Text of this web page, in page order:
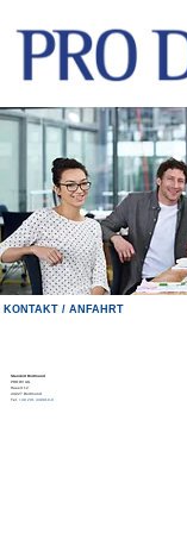
KONTAKT / ANFAHRT
Standort Dortmund
PRO DV AG
Hauert 12
44227 Dortmund
Tel.+49 231 449919-0